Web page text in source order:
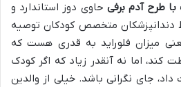
طرح آدم برفی حاوی دوز استاندارد و
دندانپزشکان متخصص کودکان توصیه
میزان فلوراید به قدری هست که
کند، اما نه آنقدر زیاد که اگر کودک
جای نگرانی باشد. خیلی از والدین